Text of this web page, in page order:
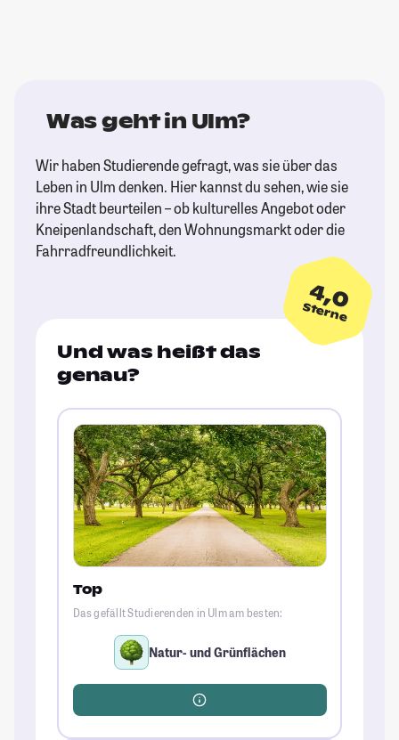
Was geht in Ulm?
Wir haben Studierende gefragt, was sie über das
Leben in Ulm denken. Hier kannst du sehen, wie sie
ihre Stadt beurteilen – ob kulturelles Angebot oder
Kneipenlandschaft, den Wohnungsmarkt oder die
Fahrradfreundlichkeit.
4,0
Sterne
Und was heißt das
genau?
Top
Das gefällt Studierenden in Ulm am besten:
Natur- und Grünflächen